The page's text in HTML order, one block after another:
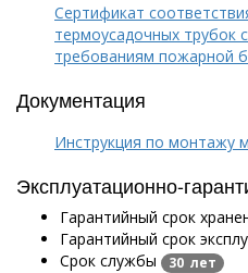
Сертификат
термоусадочных трубок
требованиям пожарной
Документация
Инструкция по монтажу
Эксплуатационно-
Гарантийный срок
Гарантийный срок
Срок службы 30 лет